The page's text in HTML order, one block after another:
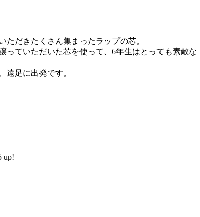
だきたくさん集まったラップの芯。
っていただいた芯を使って、6年生はとっても素敵
遠足に出発です。
up!